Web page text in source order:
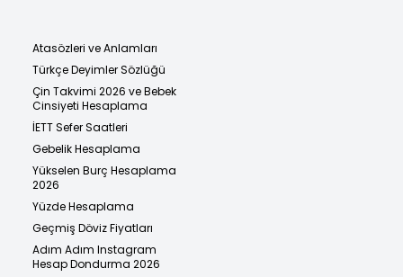
Atasözleri ve Anlamları
Türkçe Deyimler Sözlüğü
Çin Takvimi 2026 ve Bebek
Cinsiyeti Hesaplama
İETT Sefer Saatleri
Gebelik Hesaplama
Yükselen Burç Hesaplama
2026
Yüzde Hesaplama
Geçmiş Döviz Fiyatları
Adım Adım Instagram
Hesap Dondurma 2026